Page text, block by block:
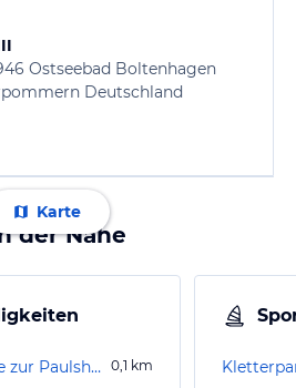
Ostseebad Boltenhagen
Deutschland
Karte
der Nähe
Evangelische Kirche zur Paulshöhe 0,1 km